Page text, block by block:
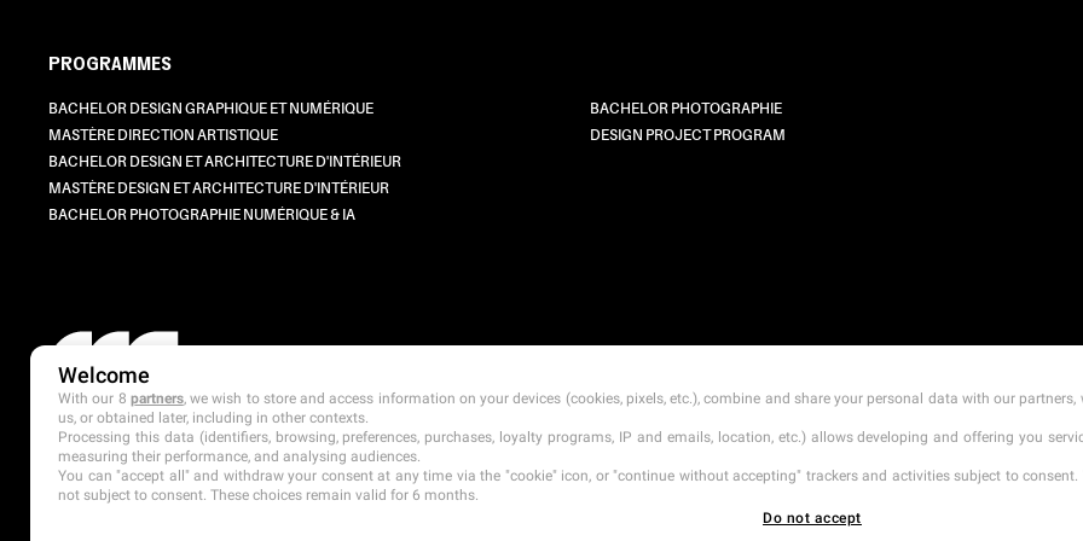
PROGRAMMES
BACHELOR DESIGN GRAPHIQUE ET NUMÉRIQUE
MASTÈRE DIRECTION ARTISTIQUE
BACHELOR DESIGN ET ARCHITECTURE D'INTÉRIEUR
MASTÈRE DESIGN ET ARCHITECTURE D'INTÉRIEUR
BACHELOR PHOTOGRAPHIE NUMÉRIQUE & IA
BACHELOR PHOTOGRAPHIE
DESIGN PROJECT PROGRAM
Welcome
With our 8 partners, we wish to store and access information on your devices (cookies, pixels, etc.), combine and share your personal data with our
us, or obtained later, including in other contexts.
Processing this data (identifiers, browsing, preferences, purchases, loyalty programs, IP and emails, location, etc.) allows developing and offering you
measuring their performance, and analysing audiences.
You can "accept all" and withdraw your consent at any time via the "cookie" icon, or "continue without accepting" trackers and activities subject to
not subject to consent. These choices remain valid for 6 months.
Do not accept